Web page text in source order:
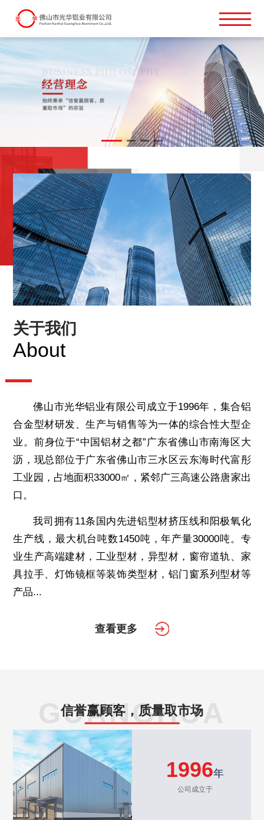
关于我们
About
佛山市光华铝业有限公司成立于1996年，集合铝
合金型材研发、生产与销售等为一体的综合性大型企
业。前身位于“中国铝材之都”广东省佛山市南海区大
沥，现总部位于广东省佛山市三水区云东海时代富彤
工业园，占地面积33000㎡，紧邻广三高速公路唐家出
口。
我司拥有11条国内先进铝型材挤压线和阳极氧化
生产线，最大机台吨数1450吨，年产量30000吨。专
业生产高端建材，工业型材，异型材，窗帘道轨、家
具拉手、灯饰镜框等装饰类型材，铝门窗系列型材等
产品...
查看更多
GUANGHUA
信誉赢顾客，质量取市场
1996年
公司成立于